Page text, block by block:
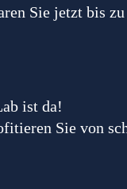
Sie jetzt bis
ist da!
Sie von